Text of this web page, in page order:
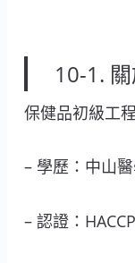
10-1.
保健品初級工
– 學歷：中山
– 認證：